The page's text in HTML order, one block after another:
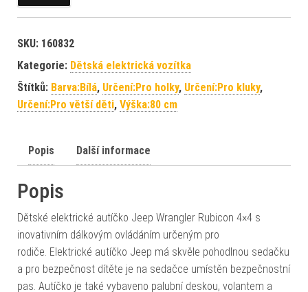
SKU: 160832
Kategorie: Dětská elektrická vozítka
Štítků: Barva:Bílá, Určení:Pro holky, Určení:Pro kluky,
Určení:Pro větší děti, Výška:80 cm
Popis Další informace
Popis
Dětské elektrické autíčko Jeep Wrangler Rubicon 4×4 s
inovativním dálkovým ovládáním určeným pro
rodiče. Elektrické autíčko Jeep má skvěle pohodlnou sedačku
a pro bezpečnost dítěte je na sedačce umístěn bezpečnostní
pas. Autíčko je také vybaveno palubní deskou, volantem a